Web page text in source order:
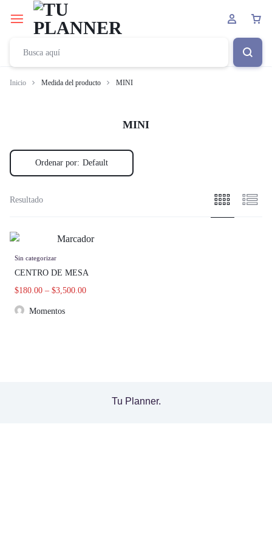
Inicio Medida del producto MINI
MINI
Ordenar por: Default
Resultado
Sin categorizar
CENTRO DE MESA
$180.00 – $3,500.00
Momentos
Tu Planner.